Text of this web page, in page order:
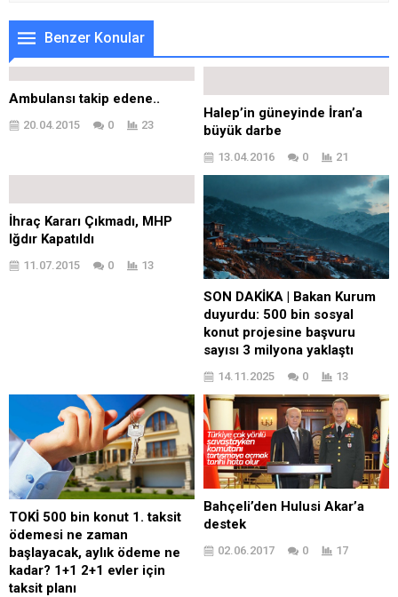
Benzer Konular
Ambulansı takip edene..
20.04.2015 0 23
Halep’in güneyinde İran’a
büyük darbe
13.04.2016 0 21
İhraç Kararı Çıkmadı, MHP
Iğdır Kapatıldı
11.07.2015 0 13
SON DAKİKA | Bakan Kurum
duyurdu: 500 bin sosyal
konut projesine başvuru
sayısı 3 milyona yaklaştı
14.11.2025 0 13
TOKİ 500 bin konut 1. taksit
ödemesi ne zaman
başlayacak, aylık ödeme ne
kadar? 1+1 2+1 evler için
taksit planı
Bahçeli’den Hulusi Akar’a
destek
02.06.2017 0 17